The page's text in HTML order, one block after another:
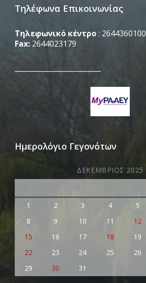
Τηλέφωνα Επικοινωνίας
Τηλεφωνικό κέντρο: 2644360100
Fax: 2644023179
Ημερολόγιο Γεγονότων
ΔΕΚΈΜΒΡΙΟΣ 2025
1
2 3 4 5
8
9 10 11 12
15
16 17 18 19
22
23 24 25 26
29
30 31